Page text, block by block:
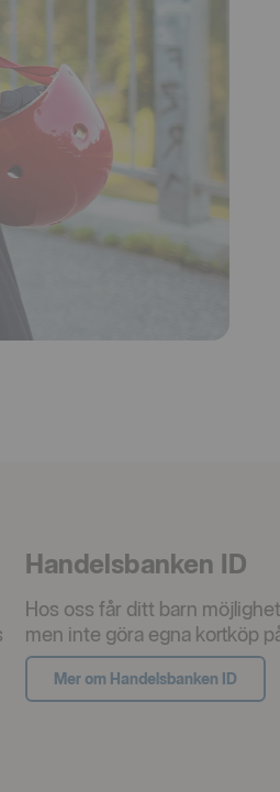
Handelsbanken ID
Hos oss får ditt barn
men inte göra egna kortköp
Mer om Handelsbanken ID